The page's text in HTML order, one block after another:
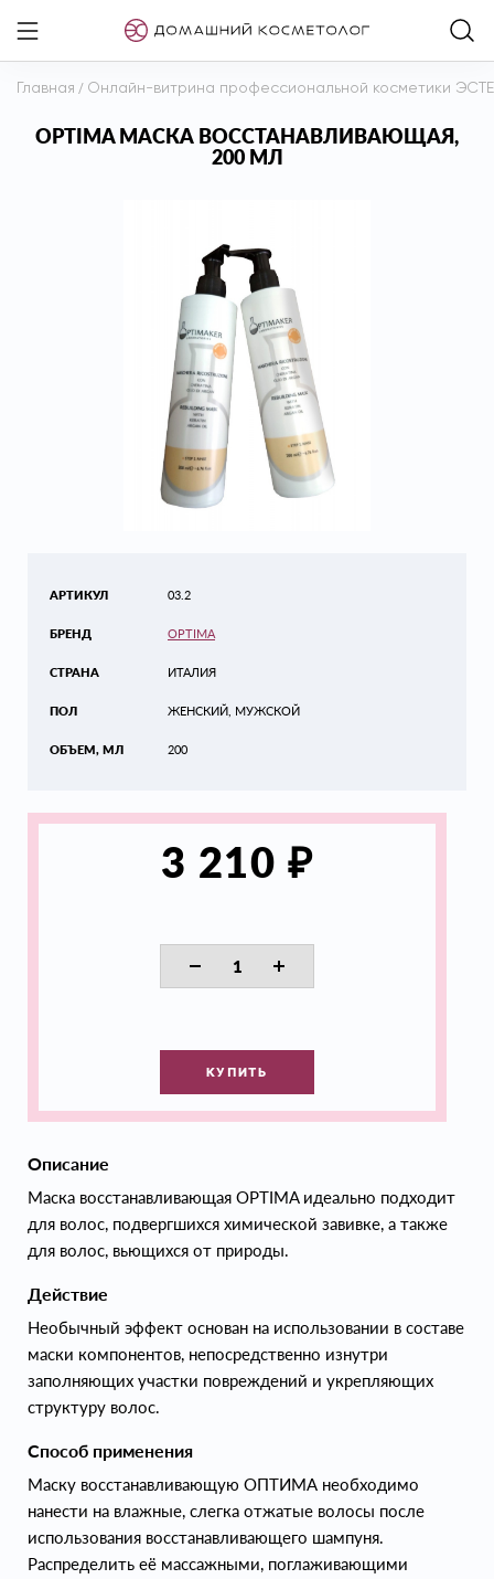
Главная / Онлайн-витрина профессиональной косметики
OPTIMA МАСКА ВОССТАНАВЛИВАЮЩАЯ,
200 МЛ
АРТИКУЛ
БРЕНД
СТРАНА
ПОЛ
ОБЪЕМ, МЛ
03.2
OPTIMA
ИТАЛИЯ
ЖЕНСКИЙ, МУЖСКОЙ
200
3 210 ₽
КУПИТЬ
Описание
Маска восстанавливающая OPTIMA идеально подходит
для волос, подвергшихся химической завивке, а также
для волос, вьющихся от природы.
Действие
Необычный эффект основан на использовании в составе
маски компонентов, непосредственно изнутри
заполняющих участки повреждений и укрепляющих
структуру волос.
Способ применения
Маску восстанавливающую ОПТИМА необходимо
нанести на влажные, слегка отжатые волосы после
использования восстанавливающего шампуня.
Распределить её массажными, поглаживающими